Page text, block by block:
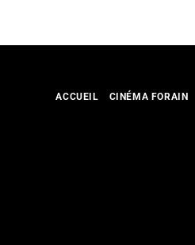
ACCUEIL CINÉMA FORAIN